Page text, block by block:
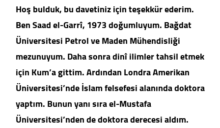
Hoş bulduk, bu davetiniz için teşekkür ederim.
Ben Saad el-Garrî, 1973 doğumluyum. Bağdat
Üniversitesi Petrol ve Maden Mühendisliği
mezunuyum. Daha sonra dinî ilimler tahsil etmek
için Kum’a gittim. Ardından Londra Amerikan
Üniversitesi’nde İslam felsefesi alanında doktora
yaptım. Bunun yanı sıra el-Mustafa
Üniversitesi’nden de doktora derecesi aldım.